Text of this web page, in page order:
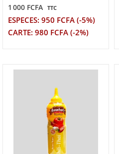
1 000 FCFA TTC
ESPECES: 950 FCFA (-5%)
CARTE: 980 FCFA (-2%)